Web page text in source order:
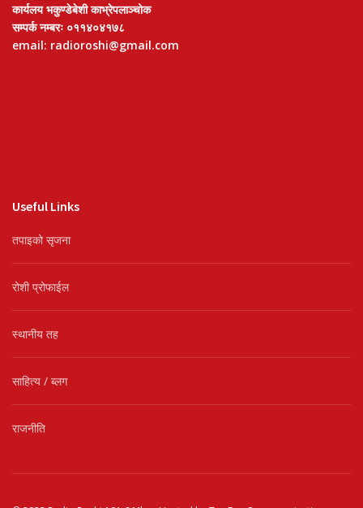
कार्यलय भकुण्डेबेशी काभ्रेपलाञ्चोक
सम्पर्क नम्बरः ०११४०४१७८
email: radioroshi@gmail.com
Useful Links
तपाइको सृजना
रोशी प्रोफाईल
स्थानीय तह
साहित्य / ब्लग
राजनीति